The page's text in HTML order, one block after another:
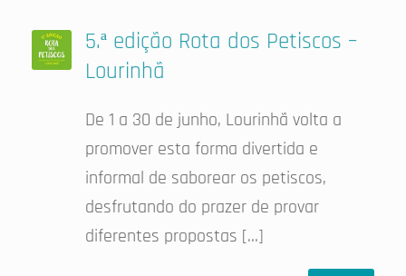
5.ª edição Rota dos Petiscos –
Lourinhã
De 1 a 30 de junho, Lourinhã volta a
promover esta forma divertida e
informal de saborear os petiscos,
desfrutando do prazer de provar
diferentes propostas […]